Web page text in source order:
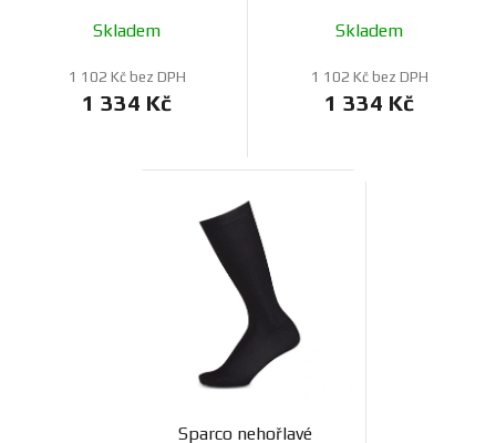
Skladem
1 102 Kč bez DPH
1 334 Kč
Skladem
1 102 Kč bez DPH
1 334 Kč
Sparco nehořlavé